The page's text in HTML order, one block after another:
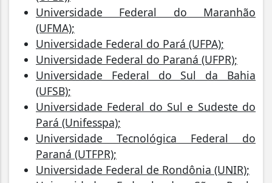
Universidade Federal do Maranhão
(UFMA);
Universidade Federal do Pará (UFPA);
Universidade Federal do Paraná (UFPR);
Universidade Federal do Sul da Bahia
(UFSB);
Universidade Federal do Sul e Sudeste do
Pará (Unifesspa);
Universidade Tecnológica Federal do
Paraná (UTFPR);
Universidade Federal de Rondônia (UNIR);